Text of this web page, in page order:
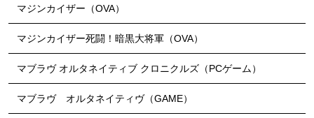
マジンカイザー（OVA）
マジンカイザー死闘！暗黒大将軍（OVA）
マブラヴ オルタネイティブ クロニクルズ（PCゲーム）
マブラヴ オルタネイティヴ（GAME）